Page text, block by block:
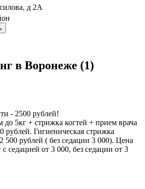
д 2А
в Воронеже (1)
- 2500 рублей!
5кг + стрижка когтей + прием врача
рублей. Гигиеническая стрижка
500 рублей ( без седации 3 000). Цена
седацией от 3 000, без седации от 3